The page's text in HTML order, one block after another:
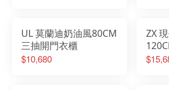
UL 莫蘭迪奶油風80CM
三抽開門衣櫃
$10,680
ZX